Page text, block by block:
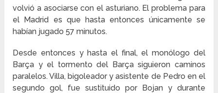
volvió a asociarse con el asturiano. El problema para
el Madrid es que hasta entonces únicamente se
habían jugado 57 minutos.
Desde entonces y hasta el final, el monólogo del
Barça y el tormento del Barça siguieron caminos
paralelos. Villa, bigoleador y asistente de Pedro en el
segundo gol, fue sustituido por Bojan y durante